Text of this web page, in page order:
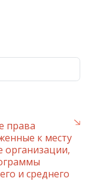
права
к месту
организации,
и среднего